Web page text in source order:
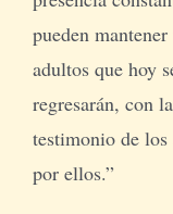
pueden
adultos que hoy
regresarán, con
testimonio de los
por ellos.”